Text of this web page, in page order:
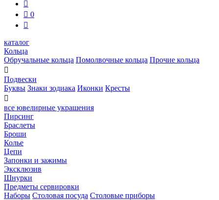

 0

каталог
Кольца
Обручальные кольца Помолвочные кольца Прочие кольца

Подвески
Буквы Знаки зодиака Иконки Кресты

все ювелирные украшения
Пирсинг
Браслеты
Броши
Колье
Цепи
Запонки и зажимы
Эксклюзив
Шнурки
Предметы сервировки
Наборы Столовая посуда Столовые приборы